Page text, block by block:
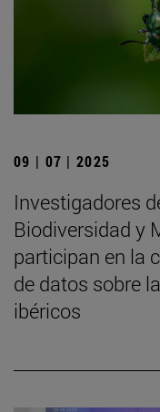
09 | 07 | 2025
Investigadores
Biodiversidad y
participan en la
de datos sobre
ibéricos